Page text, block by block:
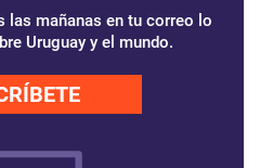
las mañanas en tu correo lo
Uruguay y el mundo.